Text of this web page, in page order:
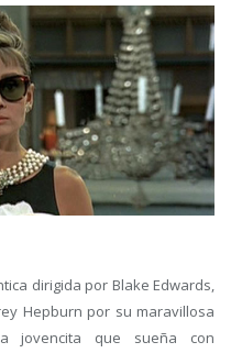
dirigida por Blake Edwards,
Hepburn por su maravillosa
jovencita que sueña con